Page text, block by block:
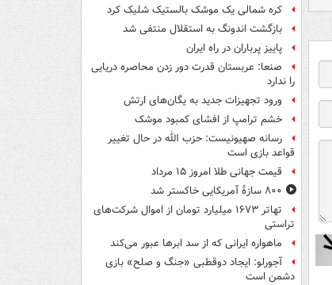
کره شمالی یک موشک بالستیک شلیک کرد
بازگشت اندونگ به استقلال منتفی شد
پاییز پرباران در راه ایران
صنعا: عربستان قدرت دور زدن محاصره دریایی
را ندارد
ورود تجهیزات جدید به یگان‌های ارتش
خشم ترامپ از افشای کمبود موشک
رسانه صهیونیست: حزب الله در حال تغییر
قواعد بازی است
قیمت جهانی طلا امروز ۱۵ مرداد
۸۰۰ سازۀ آمریکایی خاکستر شد
تهاتر ۱۶۷۳ میلیارد تومان از اموال شرکت‌های
تراستی
ماهواره ایرانی که از سد ابرها عبور می‌کند
آجورلو: ایجاد دوقطبی «جنگ و صلح‌» بازی
دشمن است